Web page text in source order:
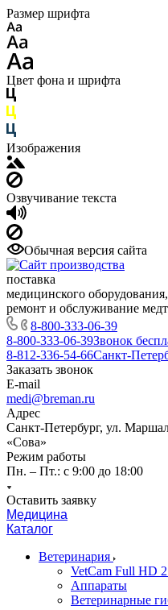
Размер шрифта
Цвет фона и шрифта
Изображения
Озвучивание текста
Обычная версия сайта
поставка
медицинского оборудования,
ремонт и обслуживание
8-800-333-06-39
8-800-333-06-39Звонок
8-812-336-54-66Санкт-
Заказать звонок
E-mail
medi@breman.ru
Адрес
Санкт-Петербург, ул.
«Сова»
Режим работы
Пн. – Пт.: с 9:00 до 18:00
Оставить заявку
Медицина
Каталог
Ветеринария
VetCam Full HD
Аппараты
Ветеринарные